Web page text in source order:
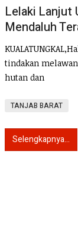
Lelaki Lanjut
Mendaluh
tindakan
hutan dan
TANJAB BARAT
Selengkapnya...